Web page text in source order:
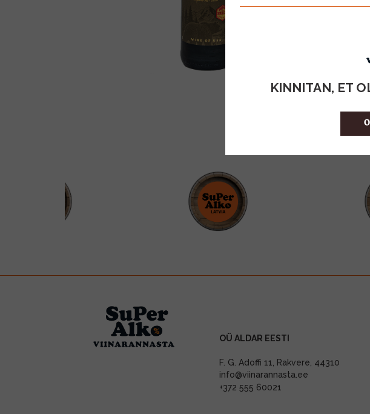
KINNITAN, ET
OÜ ALDAR EESTI
F. G. Adoffi 11, Rakvere, 44310
info@viinarannasta.ee
+372 555 60021